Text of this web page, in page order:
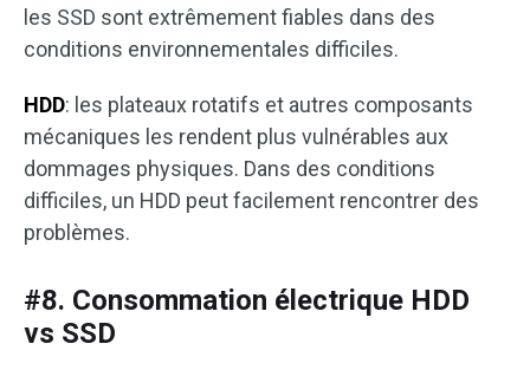
les SSD sont extrêmement fiables dans des
conditions environnementales difficiles.
HDD: les plateaux rotatifs et autres composants
mécaniques les rendent plus vulnérables aux
dommages physiques. Dans des conditions
difficiles, un HDD peut facilement rencontrer des
problèmes.
#8. Consommation électrique HDD
vs SSD